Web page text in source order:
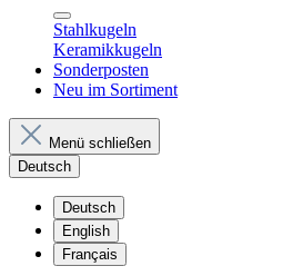
Stahlkugeln
Keramikkugeln
Sonderposten
Neu im Sortiment
Menü schließen
Deutsch
Deutsch
English
Français